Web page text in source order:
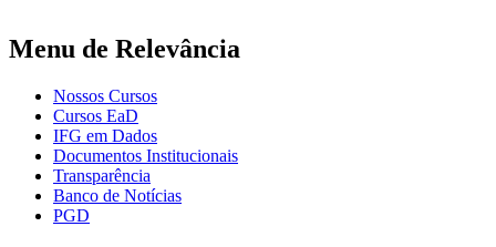
Menu de Relevância
Nossos Cursos
Cursos EaD
IFG em Dados
Documentos Institucionais
Transparência
Banco de Notícias
PGD